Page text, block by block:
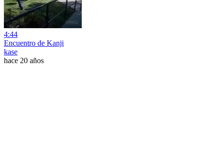
4:44
Encuentro de Kanji
kase
hace 20 años